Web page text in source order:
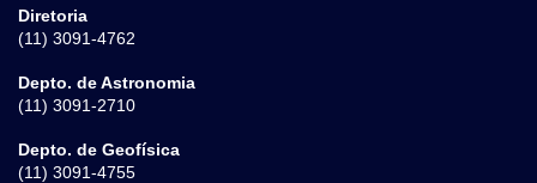
Diretoria
(11) 3091-4762
Depto. de Astronomia
(11) 3091-2710
Depto. de Geofísica
(11) 3091-4755